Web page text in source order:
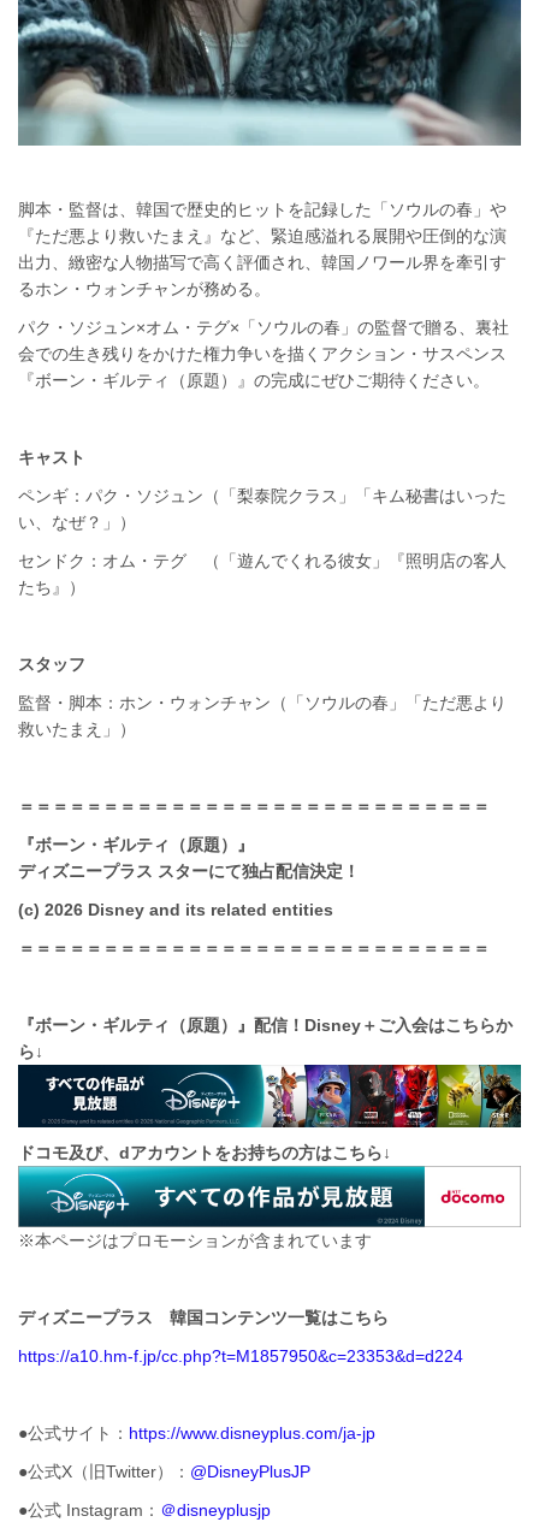
脚本・監督は、韓国で歴史的ヒットを記録した「ソウルの春」や
『ただ悪より救いたまえ』など、緊迫感溢れる展開や圧倒的な演
出力、緻密な人物描写で高く評価され、韓国ノワール界を牽引す
るホン・ウォンチャンが務める。
パク・ソジュン×オム・テグ×「ソウルの春」の監督で贈る、裏社
会での生き残りをかけた権力争いを描くアクション・サスペンス
『ボーン・ギルティ（原題）』の完成にぜひご期待ください。
キャスト
ペンギ：パク・ソジュン（「梨泰院クラス」「キム秘書はいった
い、なぜ？」）
センドク：オム・テグ （「遊んでくれる彼女」『照明店の客人
たち』）
スタッフ
監督・脚本：ホン・ウォンチャン（「ソウルの春」「ただ悪より
救いたまえ」）
＝＝＝＝＝＝＝＝＝＝＝＝＝＝＝＝＝＝＝＝＝＝＝＝＝＝＝＝
『ボーン・ギルティ（原題）』
ディズニープラス スターにて独占配信決定！
(c) 2026 Disney and its related entities
＝＝＝＝＝＝＝＝＝＝＝＝＝＝＝＝＝＝＝＝＝＝＝＝＝＝＝＝
『ボーン・ギルティ（原題）』配信！Disney＋ご入会はこちらか
ら↓
ドコモ及び、dアカウントをお持ちの方はこちら↓
※本ページはプロモーションが含まれています
ディズニープラス 韓国コンテンツ一覧はこちら
https://a10.hm-f.jp/cc.php?t=M1857950&c=23353&d=d224
●公式サイト： https://www.disneyplus.com/ja-jp
●公式X（旧Twitter）： @DisneyPlusJP
●公式 Instagram： ＠disneyplusjp